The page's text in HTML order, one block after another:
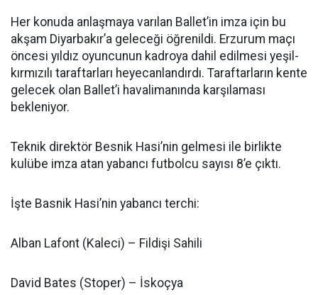
Her konuda anlaşmaya varılan Ballet’in imza için bu
akşam Diyarbakır’a geleceği öğrenildi. Erzurum maçı
öncesi yıldız oyuncunun kadroya dahil edilmesi yeşil-
kırmızılı taraftarları heyecanlandırdı. Taraftarların kente
gelecek olan Ballet’i havalimanında karşılaması
bekleniyor.
Teknik direktör Besnik Hasi’nin gelmesi ile birlikte
kulübe imza atan yabancı futbolcu sayısı 8’e çıktı.
İşte Basnik Hasi’nin yabancı terchi:
Alban Lafont (Kaleci) – Fildişi Sahili
David Bates (Stoper) – İskoçya